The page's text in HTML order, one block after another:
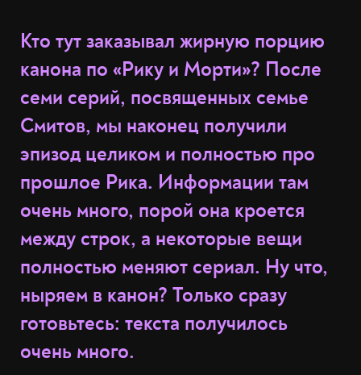
Кто тут заказывал жирную порцию
канона по «Рику и Морти»? После
семи серий, посвященных семье
Смитов, мы наконец получили
эпизод целиком и полностью про
прошлое Рика. Информации там
очень много, порой она кроется
между строк, а некоторые вещи
полностью меняют сериал. Ну что,
ныряем в канон? Только сразу
готовьтесь: текста получилось
очень много.